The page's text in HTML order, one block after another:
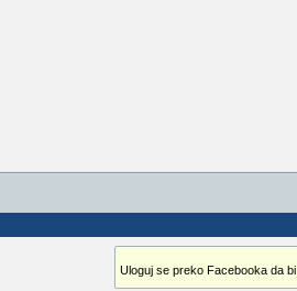
Uloguj se preko Facebooka da bi